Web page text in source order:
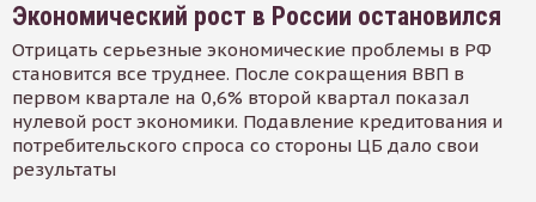
Экономический рост в России остановился
Отрицать серьезные экономические проблемы в РФ
становится все труднее. После сокращения ВВП в
первом квартале на 0,6% второй квартал показал
нулевой рост экономики. Подавление кредитования и
потребительского спроса со стороны ЦБ дало свои
результаты